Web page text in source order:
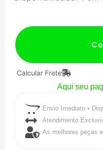
ROTAÇÃO
PARA
CÂMBIO
VW
quantidade
Calcular Frete
Aqui seu
Envio Imediato •
Atendimento
As melhores peças